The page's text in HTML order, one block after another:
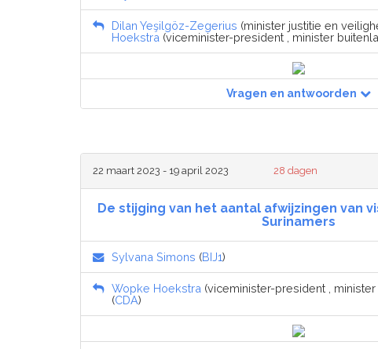
Dilan Yeşilgöz-Zegerius (minister justitie en
Hoekstra (viceminister-president , minister
Vragen en antwoorden
22 maart 2023 - 19 april 2023 28 dagen
De stijging van het aantal afwijzingen van
Surinamers
Sylvana Simons (BIJ1)
Wopke Hoekstra (viceminister-president ,
(CDA)